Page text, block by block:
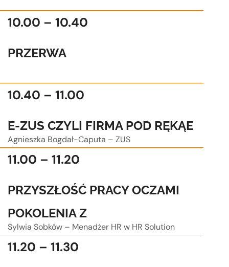
10.00 – 10.40
PRZERWA
10.40 – 11.00
E-ZUS CZYLI FIRMA POD RĘKĄE
Agnieszka Bogdał-Caputa – ZUS
11.00 – 11.20
PRZYSZŁOŚĆ PRACY OCZAMI
POKOLENIA Z
Sylwia Sobków – Menadżer HR w HR Solution
11.20 – 11.30